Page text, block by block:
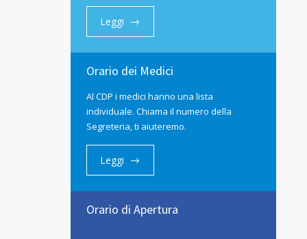
Leggi
Orario dei Medici
Al CDP i medici hanno una lista
individuale. Chiama il numero della
Segreteria, ti aiuteremo.
Leggi
Orario di Apertura